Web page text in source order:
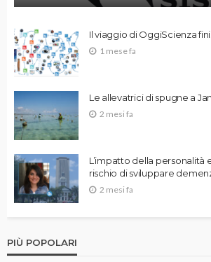
Il viaggio di OggiScienza
1 mese fa
Le allevatrici di spugne a
2 mesi fa
L’impatto della personalità
rischio di sviluppare
2 mesi fa
PIÙ POPOLARI